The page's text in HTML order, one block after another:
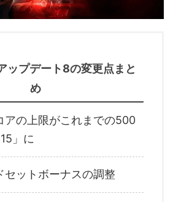
ップデート8の変更点まと
め
アの上限がこれまでの500
」に
セットボーナスの調整